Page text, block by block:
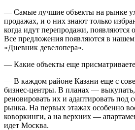
— Самые лучшие объекты на рынке
продажах, и о них знают только
когда идут перепродажи, появляются
Все предложения появляются в нашем
«Дневник девелопера».
— Какие объекты еще
— В каждом районе Казани еще с
бизнес-центры. В планах —
реновировать их и адаптировать под
рынка. На первых этажах особенно
коворкинги, а на верхних —
идет Москва.